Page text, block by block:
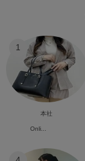
1
本社
Onli...